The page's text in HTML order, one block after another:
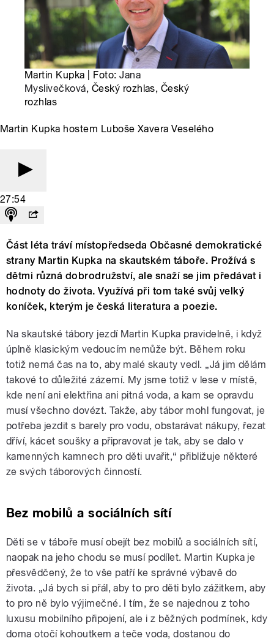
Martin Kupka | Foto:Jana
Myslivečková, Český rozhlas, Český
rozhlas
Martin Kupka hostem Luboše Xavera Veselého
27:54
Část léta tráví místopředseda Občasné demokratické
strany Martin Kupka na skautském táboře. Prožívá s
dětmi různá dobrodružství, ale snaží se jim předávat i
hodnoty do života. Využívá při tom také svůj velký
koníček, kterým je česká literatura a poezie.
Na skautské tábory jezdí Martin Kupka pravidelně, i když
úplně klasickým vedoucím nemůže být. Během roku
totiž nemá čas na to, aby malé skauty vedl. „Já jim dělám
takové to důležité zázemí. My jsme totiž v lese v místě,
kde není ani elektřina ani pitná voda, a kam se opravdu
musí všechno dovézt. Takže, aby tábor mohl fungovat, je
potřeba jezdit s barely pro vodu, obstarávat nákupy, řezat
dříví, kácet soušky a připravovat je tak, aby se dalo v
kamenných kamnech pro děti uvařit,“ přibližuje některé
ze svých táborových činností.
Bez mobilů a sociálních sítí
Děti se v táboře musí obejít bez mobilů a sociálních sítí,
naopak na jeho chodu se musí podílet. Martin Kupka je
přesvědčený, že to vše patří ke správné výbavě do
života. „Já bych si přál, aby to pro děti bylo zážitkem, aby
to pro ně bylo výjimečné. I tím, že se najednou z toho
luxusu mobilního připojení, ale i z běžných podmínek, kdy
doma otočí kohoutkem a teče voda, dostanou do